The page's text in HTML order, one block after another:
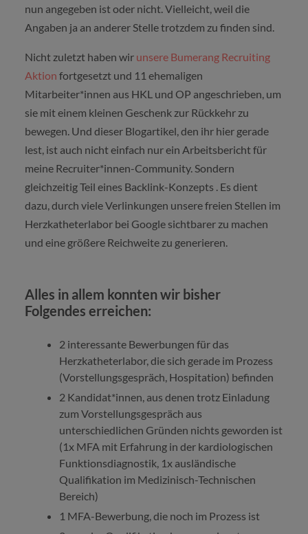
nun angegeben ist oder nicht. Vielleicht, weil die
Angaben ja an anderer Stelle trotzdem zu finden sind.
Nicht zuletzt haben wir unsere Bumerang Recruiting
Aktion fortgesetzt und 11 ehemaligen
Mitarbeiter*innen aus HKL und OP angeschrieben, um
sie mit einem kleinen Geschenk zur Rückkehr zu
bewegen. Und dieser Blogartikel, den ihr hier gerade
lest, ist auch nicht einfach nur ein Arbeitsbericht für
meine Recruiter*innen-Community. Sondern
gleichzeitig Teil eines Backlink-Konzepts . Es dient
dazu, durch viele Verlinkungen unsere freien Stellen im
Herzkatheterlabor bei Google sichtbarer zu machen
und eine größere Reichweite zu generieren.
Alles in allem konnten wir bisher
Folgendes erreichen:
2 interessante Bewerbungen für das
Herzkatheterlabor, die sich gerade im Prozess
(Vorstellungsgespräch, Hospitation) befinden
2 Kandidat*innen, aus denen trotz Einladung
zum Vorstellungsgespräch aus
unterschiedlichen Gründen nichts geworden ist
(1x MFA mit Erfahrung in der kardiologischen
Funktionsdiagnostik, 1x ausländische
Qualifikation im Medizinisch-Technischen
Bereich)
1 MFA-Bewerbung, die noch im Prozess ist